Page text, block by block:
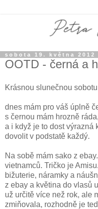
sobota 19. května 2012
OOTD - černá a
Krásnou slunečnou
dnes mám pro váš úplně
s černou mám hrozně
a i když je to dost výrazná
dovolit v podstatě každý.
Na sobě mám sako z
vietnamců. Tričko je
bižuterie, náramky a
z ebay a květina do vlasů
už určitě více než rok, ale
zmiňovala, rozhodně je